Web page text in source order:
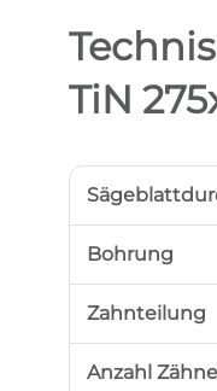
TiN
Bohrung
Zahnteilung
Anzahl Zähne